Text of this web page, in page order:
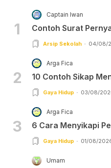
1
Captain Iwan
Contoh Surat
Arsip Sekolah 04/08/
2
Arga Fica
10 Contoh Sikap
Gaya Hidup 03/08/
3
Arga Fica
6 Cara Menyikapi
Gaya Hidup 01/08/
Umam